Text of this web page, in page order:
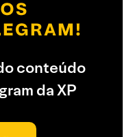
conteúdo
da XP